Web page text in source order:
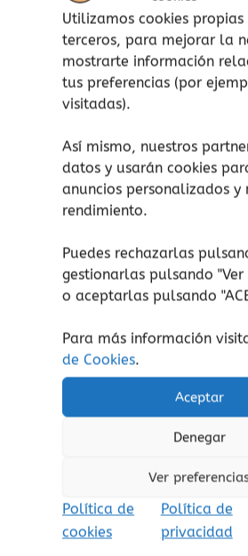
Utilizamos cookies propias
terceros, para mejorar la
mostrarte información
tus preferencias (por
visitadas).
Así mismo, nuestros
datos y usarán cookies
anuncios personalizados y
rendimiento.
Puedes rechazarlas
gestionarlas pulsando "
o aceptarlas pulsando
Para más información
de Cookies.
Aceptar
Denegar
Ver
Política de
cookies
Política de
privacidad
Competencias:
STEM/STEAM.
Visopercepción.
Razonamiento Lógico.
Características:
Número de
personas.
10-20 min.
A partir de 8 años.
9 dados: 5 dados de
4 dados de perro
1 instrucciones del